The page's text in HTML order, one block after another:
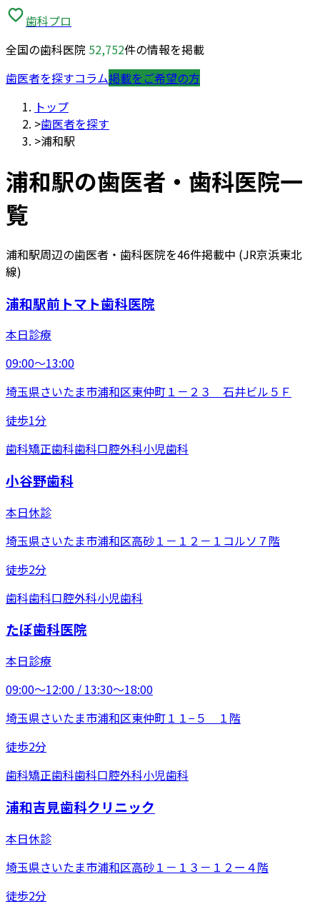
歯科プロ
全国の歯科医院 52,752件の情報を掲載
歯医者を探すコラム掲載をご希望の方
トップ
>歯医者を探す
>浦和駅
浦和駅の歯医者・歯科医院一
覧
浦和駅周辺の歯医者・歯科医院を46件掲載中 (JR京浜東北
線)
浦和駅前トマト歯科医院
本日診療
09:00〜13:00
埼玉県さいたま市浦和区東仲町１－２３ 石井ビル５Ｆ
徒歩1分
歯科矯正歯科歯科口腔外科小児歯科
小谷野歯科
本日休診
埼玉県さいたま市浦和区高砂１－１２－１コルソ７階
徒歩2分
歯科歯科口腔外科小児歯科
たぼ歯科医院
本日診療
09:00〜12:00 / 13:30〜18:00
埼玉県さいたま市浦和区東仲町１１−５ １階
徒歩2分
歯科矯正歯科歯科口腔外科小児歯科
浦和吉見歯科クリニック
本日休診
埼玉県さいたま市浦和区高砂１－１３－１２ー４階
徒歩2分